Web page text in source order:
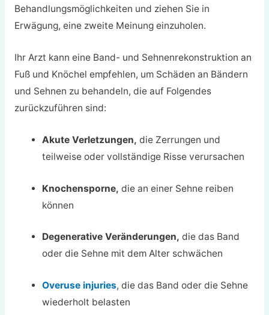
Behandlungsmöglichkeiten und ziehen Sie in
Erwägung, eine zweite Meinung einzuholen.
Ihr Arzt kann eine Band- und Sehnenrekonstruktion an
Fuß und Knöchel empfehlen, um Schäden an Bändern
und Sehnen zu behandeln, die auf Folgendes
zurückzuführen sind:
Akute Verletzungen, die Zerrungen und
teilweise oder vollständige Risse verursachen
Knochensporne, die an einer Sehne reiben
können
Degenerative Veränderungen, die das Band
oder die Sehne mit dem Alter schwächen
Overuse injuries, die das Band oder die Sehne
wiederholt belasten